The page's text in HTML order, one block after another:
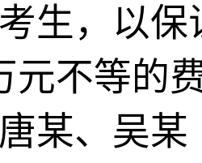
生，以
元不等的
某、吴